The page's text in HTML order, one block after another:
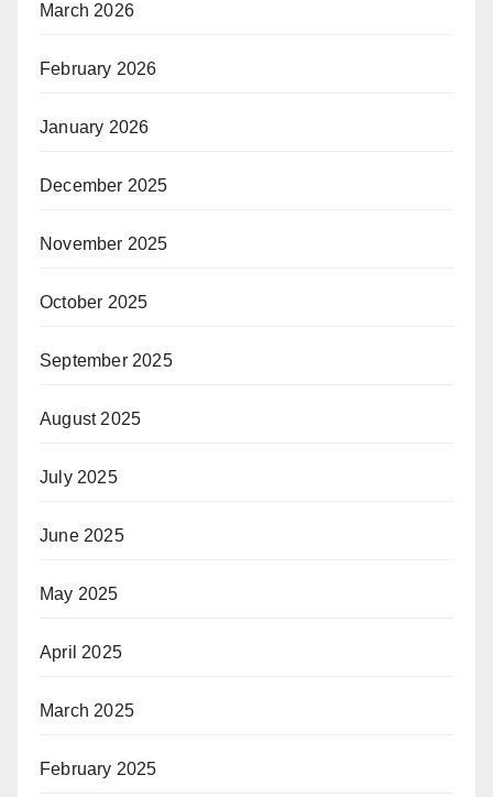
March 2026
February 2026
January 2026
December 2025
November 2025
October 2025
September 2025
August 2025
July 2025
June 2025
May 2025
April 2025
March 2025
February 2025